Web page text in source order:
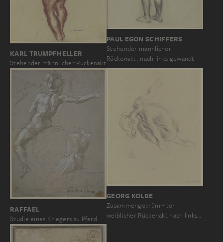
KARL TRUMPFHELLER
Stehender männlicher Rückenakt
PAUL EGON SCHIFFERS
Stehender männlicher
Rückenakt, nach links gewandt
RAFFAEL
Studie eines Kriegers zu Pferd
GEORG KOLBE
Zusammengekrümmter
weiblicher Rückenakt nach links…